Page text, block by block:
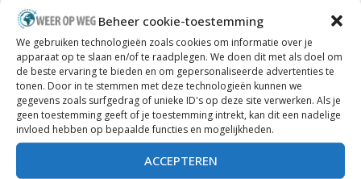
Beheer cookie-toestemming
We gebruiken technologieën zoals cookies om informatie over je
apparaat op te slaan en/of te raadplegen. We doen dit met als doel om
de beste ervaring te bieden en om gepersonaliseerde advertenties te
tonen. Door in te stemmen met deze technologieën kunnen we
gegevens zoals surfgedrag of unieke ID's op deze site verwerken. Als je
geen toestemming geeft of je toestemming intrekt, kan dit een nadelige
invloed hebben op bepaalde functies en mogelijkheden.
ACCEPTEREN
Gevolgen watersnood Ardennen
13 augustus 2021 0
EU lanceert nieuwe website voor
heropstart toerisme
15 juni 2020 0
coronavirus